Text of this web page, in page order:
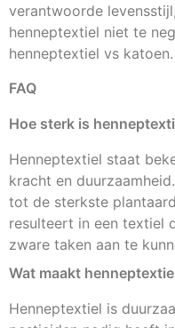
verantwoorde
henneptextiel niet te
henneptextiel vs katoen.
FAQ
Hoe sterk is
Henneptextiel staat
kracht en
tot de sterkste
resulteert in een textiel
zware taken aan te
Wat maakt
Henneptextiel is